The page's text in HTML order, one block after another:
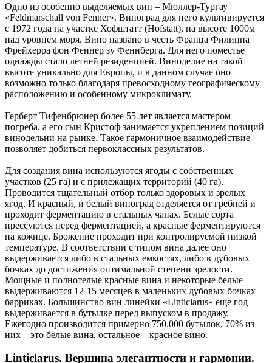
Одно из особенно выделяемых вин – Мюллер-Тургау
«Feldmarschall von Fenner». Виноград для него культивируется
с 1972 года на участке Хофштатт (Hofstatt), на высоте 1000м
над уровнем моря. Вино названо в честь Франца Филиппа
Фрейхерра фон Феннер зу Феннберга. Для него поместье
однажды стало летней резиденцией. Виноделие на такой
высоте уникально для Европы, и в данном случае оно
возможно только благодаря превосходному географическому
расположению и особенному микроклимату.
Герберт Тифенбрюнер более 55 лет является мастером
погреба, а его сын Кристоф занимается укреплением позиций
винодельни на рынке. Такое гармоничное взаимодействие
позволяет добиться первоклассных результатов.
Для создания вина используются ягоды с собственных
участков (25 га) и с прилежащих территорий (40 га).
Проводится тщательный отбор только здоровых и зрелых
ягод. И красный, и белый виноград отделяется от гребней и
проходит ферментацию в стальных чанах. Белые сорта
прессуются перед ферментацией, а красные ферментируются
на кожице. Брожение проходит при контролируемой низкой
температуре. В соответствии с типом вина далее оно
выдерживается либо в стальных емкостях, либо в дубовых
бочках до достижения оптимальной степени зрелости.
Мощные и полнотелые красные вина и некоторые белые
выдерживаются 12-15 месяцев в маленьких дубовых бочках –
барриках. Большинство вин линейки «Linticlarus» еще год
выдерживается в бутылке перед выпуском в продажу.
Ежегодно производится примерно 750.000 бутылок, 70% из
них – это белые вина, остальное – красное вино.
Linticlarus. Вершина элегантности и гармонии.